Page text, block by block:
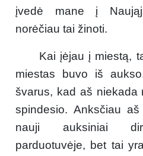
įvedė mane į
norėčiau tai žinoti.
Kai įėjau į miestą,
miestas buvo iš
švarus, kad aš niekada
spindesio. Anksčiau
nauji auksiniai
parduotuvėje, bet tai